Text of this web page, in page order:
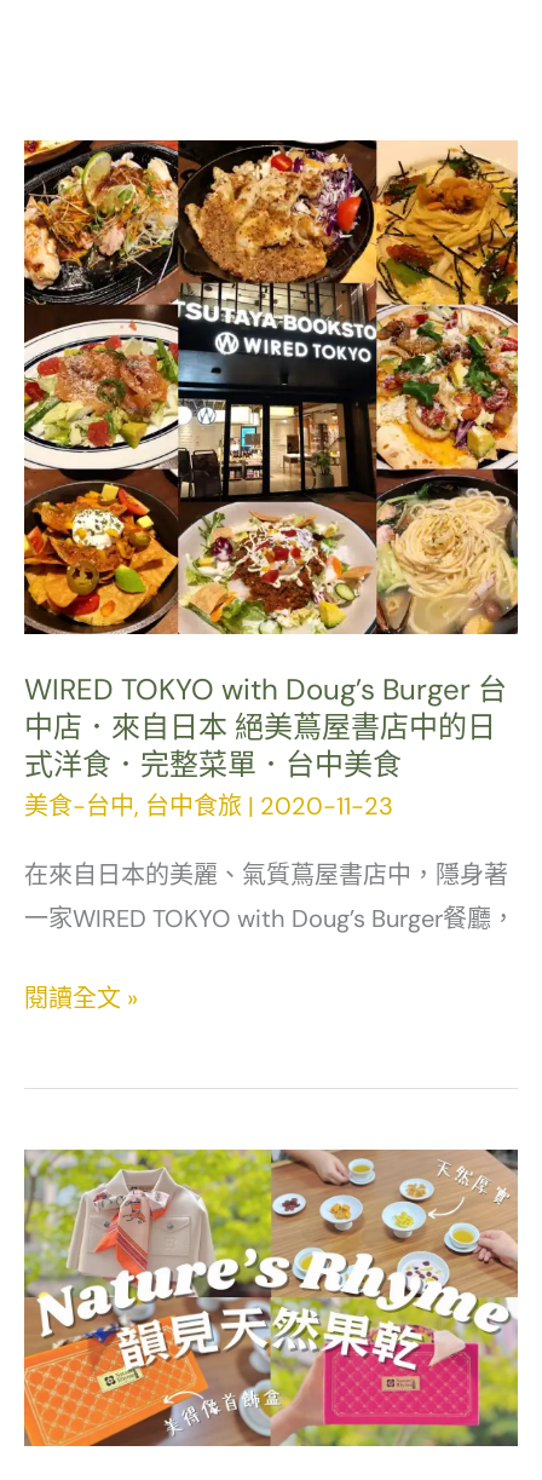
搭
配
濃
醇
溫
潤
豚
白
湯
的
美
拉
麵．
台
中
高
鐵
食
WIRED TOKYO with Doug’s Burger 台
中店．來自日本 絕美蔦屋書店中的日
式洋食．完整菜單．台中美食
美食-台中, 台中食旅 | 2020-11-23
在來自日本的美麗、氣質蔦屋書店中，隱身著
一家WIRED TOKYO with Doug’s Burger餐廳，
WIRED
with
Burger
台
中
店．
來
自
日
閱讀全文 »